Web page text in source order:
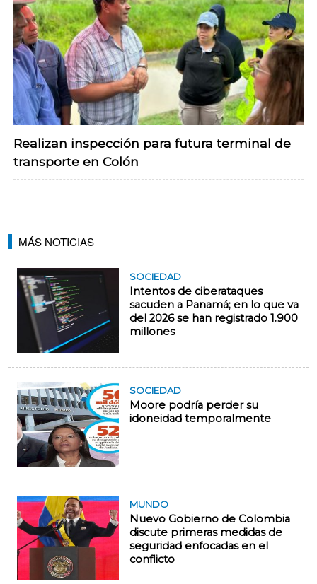
Realizan inspección para futura terminal de
transporte en Colón
MÁS NOTICIAS
SOCIEDAD
Intentos de ciberataques
sacuden a Panamá; en lo que va
del 2026 se han registrado 1.900
millones
SOCIEDAD
Moore podría perder su
idoneidad temporalmente
MUNDO
Nuevo Gobierno de Colombia
discute primeras medidas de
seguridad enfocadas en el
conflicto